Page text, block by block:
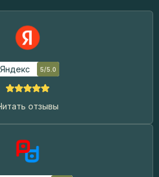
Яндекс 5/5.0
отзывы